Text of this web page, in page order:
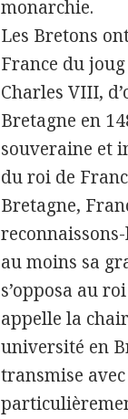
monarchie.
Les Bretons
France du
Charles VIII,
Bretagne en
souveraine et
du roi de
Bretagne,
au moins sa
s’opposa au
appelle la
université en
transmise